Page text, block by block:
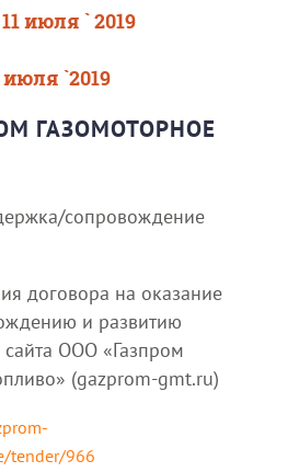
11 июля ` 2019
июля `2019
ГАЗОМОТОРНОЕ
сопровождение
договора на оказание
и развитию
ООО «Газпром
(gazprom-gmt.ru)
tender/966